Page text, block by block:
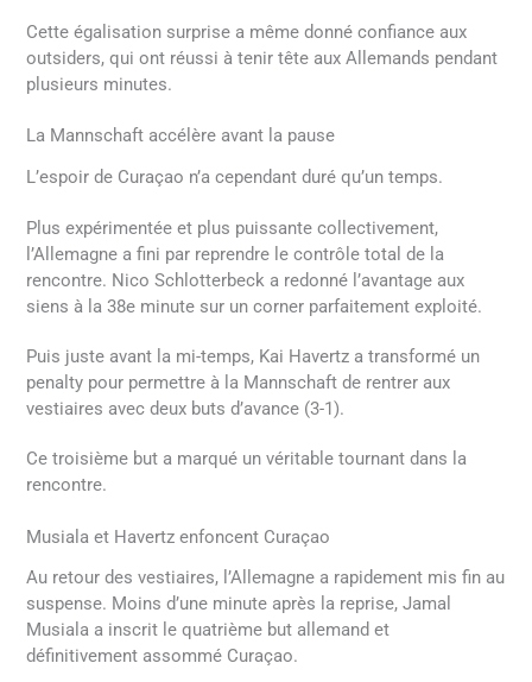
Cette égalisation surprise a même donné confiance aux
outsiders, qui ont réussi à tenir tête aux Allemands pendant
plusieurs minutes.
La Mannschaft accélère avant la pause
L’espoir de Curaçao n’a cependant duré qu’un temps.
Plus expérimentée et plus puissante collectivement,
l’Allemagne a fini par reprendre le contrôle total de la
rencontre. Nico Schlotterbeck a redonné l’avantage aux
siens à la 38e minute sur un corner parfaitement exploité.
Puis juste avant la mi-temps, Kai Havertz a transformé un
penalty pour permettre à la Mannschaft de rentrer aux
vestiaires avec deux buts d’avance (3-1).
Ce troisième but a marqué un véritable tournant dans la
rencontre.
Musiala et Havertz enfoncent Curaçao
Au retour des vestiaires, l’Allemagne a rapidement mis fin au
suspense. Moins d’une minute après la reprise, Jamal
Musiala a inscrit le quatrième but allemand et
définitivement assommé Curaçao.